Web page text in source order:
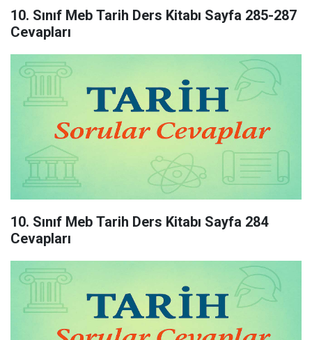
10. Sınıf Meb Tarih Ders Kitabı Sayfa 285-287
Cevapları
10. Sınıf Meb Tarih Ders Kitabı Sayfa 284
Cevapları